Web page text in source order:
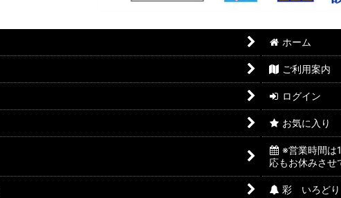
ホーム
ご利用案内
ログイン
お気に入り
※営業時間は
応もお休みさせ
彩 いろど